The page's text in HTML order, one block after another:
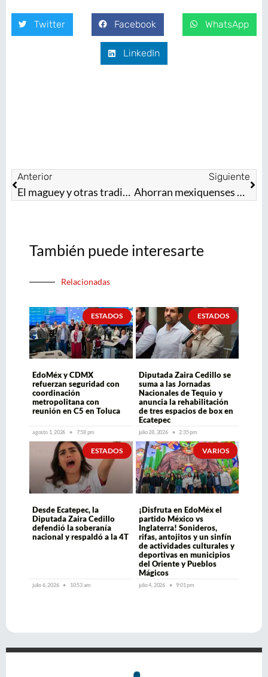
Twitter Facebook WhatsApp
LinkedIn
Anterior
El maguey y otras tradiciones: tema central del Festival Cultural TransformARTE en Toluca y Texcoco
Siguiente
Ahorran mexiquenses 27 millones de pesos con servicios notariales y jurídicos gratuitos: Gobernadora Delfina Gómez Álvarez
También puede interesarte
Relacionadas
ESTADOS
EdoMéx y CDMX
refuerzan seguridad con
coordinación
metropolitana con
reunión en C5 en Toluca
agosto 1, 2026 7:58 pm
ESTADOS
Diputada Zaira Cedillo se
suma a las Jornadas
Nacionales de Tequio y
anuncia la rehabilitación
de tres espacios de box en
Ecatepec
julio 28, 2026 2:35 pm
ESTADOS
Desde Ecatepec, la
Diputada Zaira Cedillo
defendió la soberanía
nacional y respaldó a la 4T
julio 6, 2026 10:53 am
VARIOS
¡Disfruta en EdoMéx el
partido México vs
Inglaterra! Sonideros,
rifas, antojitos y un sinfín
de actividades culturales y
deportivas en municipios
del Oriente y Pueblos
Mágicos
julio 4, 2026 9:01 pm